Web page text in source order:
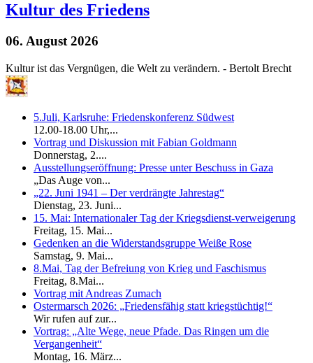
Kultur des Friedens
06. August 2026
Kultur ist das Vergnügen, die Welt zu verändern. - Bertolt Brecht
5.Juli, Karlsruhe: Friedenskonferenz Südwest
12.00-18.00 Uhr,...
Vortrag und Diskussion mit Fabian Goldmann
Donnerstag, 2....
Ausstellungseröffnung: Presse unter Beschuss in Gaza
„Das Auge von...
„22. Juni 1941 – Der verdrängte Jahrestag“
Dienstag, 23. Juni...
15. Mai: Internationaler Tag der Kriegsdienst-verweigerung
Freitag, 15. Mai...
Gedenken an die Widerstandsgruppe Weiße Rose
Samstag, 9. Mai...
8.Mai, Tag der Befreiung von Krieg und Faschismus
Freitag, 8.Mai...
Vortrag mit Andreas Zumach
Ostermarsch 2026: „Friedensfähig statt kriegstüchtig!“
Wir rufen auf zur...
Vortrag: „Alte Wege, neue Pfade. Das Ringen um die
Vergangenheit“
Montag, 16. März...